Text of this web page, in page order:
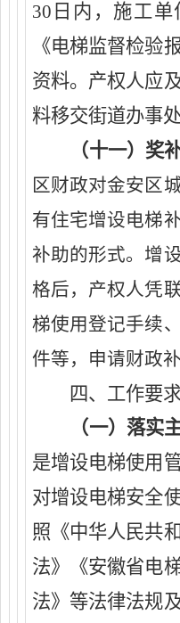
30日内，施工单
《电梯监督检验
资料。产权人应
料移交街道办事
（十一） 奖
区财政对金安区
有住宅增设电梯
补助的形式。增
格后， 产权人凭
梯使用登记手续
件等，申请财政
四、工作要
（一）落实
是增设电梯使用
对增设电梯安全
照《中华人民共
法》《安徽省电
法》等法律法规